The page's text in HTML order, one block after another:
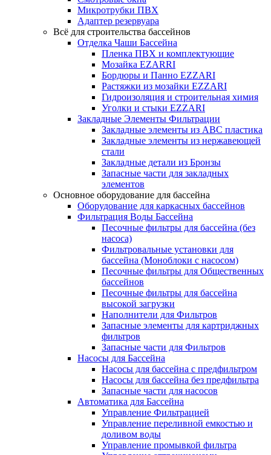
Микротрубки ПВХ
Адаптер резервуара
Всё для строительства бассейнов
Отделка Чаши Бассейна
Пленка ПВХ и комплектующие
Мозайка EZARRI
Бордюры и Панно EZZARI
Растяжки из мозайки EZZARI
Гидроизоляция и строительная химия
Уголки и стыки EZZARI
Закладные Элементы Фильтрации
Закладные элементы из ABC пластика
Закладные элементы из нержавеющей
стали
Закладные детали из Бронзы
Запасные части для закладных
элементов
Основное оборудование для бассейна
Оборудование для каркасных бассейнов
Фильтрация Воды Бассейна
Песочные фильтры для бассейна (без
насоса)
Фильтровальные установки для
бассейна (Моноблоки с насосом)
Песочные фильтры для Общественных
бассейнов
Песочные фильтры для бассейна
высокой загрузки
Наполнители для Фильтров
Запасные элементы для картриджных
фильтров
Запасные части для Фильтров
Насосы для Бассейна
Насосы для бассейна с предфильтром
Насосы для бассейна без предфильтра
Запасные части для насосов
Автоматика для Бассейна
Управление Фильтрацией
Управление переливной емкостью и
доливом воды
Управление промывкой фильтра